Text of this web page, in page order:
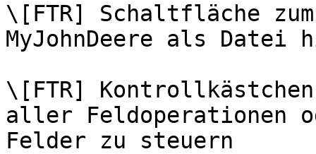
\[FTR] Schaltfläche
MyJohnDeere als Datei
\[FTR]
aller Feldoperationen
Felder zu steuern